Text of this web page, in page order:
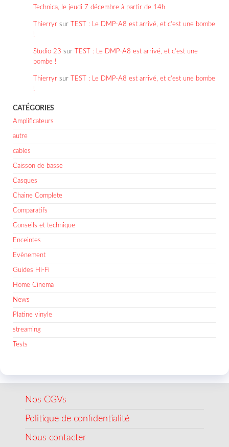
Technica, le jeudi 7 décembre à partir de 14h
Thierryr sur
TEST : Le DMP-A8 est arrivé, et c’est une bombe
!
Studio 23 sur
TEST : Le DMP-A8 est arrivé, et c’est une
bombe !
Thierryr sur
TEST : Le DMP-A8 est arrivé, et c’est une bombe
!
CATÉGORIES
Amplificateurs
autre
cables
Caisson de basse
Casques
Chaine Complete
Comparatifs
Conseils et technique
Enceintes
Evènement
Guides Hi-Fi
Home Cinema
News
Platine vinyle
streaming
Tests
Nos CGVs
Politique de confidentialité
Nous contacter